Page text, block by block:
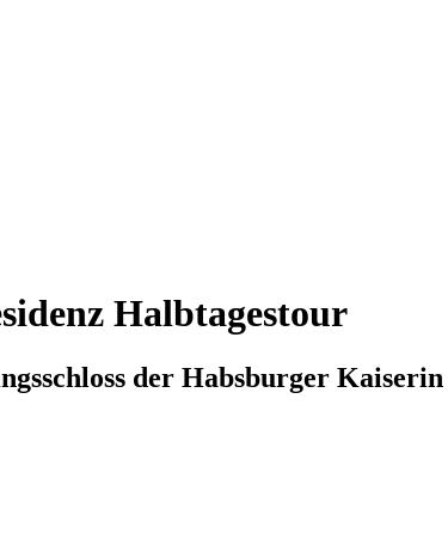
Halbtagestour
der Habsburger Kaiserin